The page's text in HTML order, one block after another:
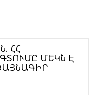
ՀՀ
ՄԵԿՆ Է